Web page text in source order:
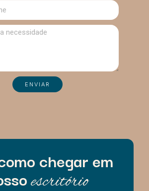
ENVIAR
chegar em
escritório